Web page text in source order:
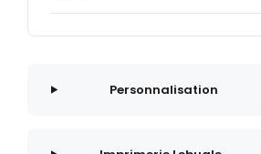
Personnalisation